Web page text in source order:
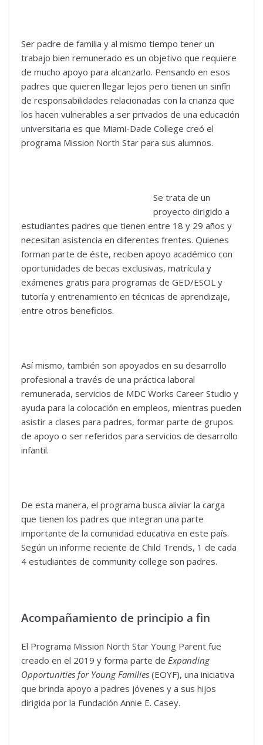
Ser padre de familia y al mismo tiempo tener un
trabajo bien remunerado es un objetivo que requiere
de mucho apoyo para alcanzarlo. Pensando en esos
padres que quieren llegar lejos pero tienen un sinfín
de responsabilidades relacionadas con la crianza que
los hacen vulnerables a ser privados de una educación
universitaria es que Miami-Dade College creó el
programa Mission North Star para sus alumnos.
Se trata de un
proyecto dirigido a
estudiantes padres que tienen entre 18 y 29 años y
necesitan asistencia en diferentes frentes. Quienes
forman parte de éste, reciben apoyo académico con
oportunidades de becas exclusivas, matrícula y
exámenes gratis para programas de GED/ESOL y
tutoría y entrenamiento en técnicas de aprendizaje,
entre otros beneficios.
Así mismo, también son apoyados en su desarrollo
profesional a través de una práctica laboral
remunerada, servicios de MDC Works Career Studio y
ayuda para la colocación en empleos, mientras pueden
asistir a clases para padres, formar parte de grupos
de apoyo o ser referidos para servicios de desarrollo
infantil.
De esta manera, el programa busca aliviar la carga
que tienen los padres que integran una parte
importante de la comunidad educativa en este país.
Según un informe reciente de Child Trends, 1 de cada
4 estudiantes de community college son padres.
Acompañamiento de principio a fin
El Programa Mission North Star Young Parent fue
creado en el 2019 y forma parte de Expanding
Opportunities for Young Families (EOYF), una iniciativa
que brinda apoyo a padres jóvenes y a sus hijos
dirigida por la Fundación Annie E. Casey.